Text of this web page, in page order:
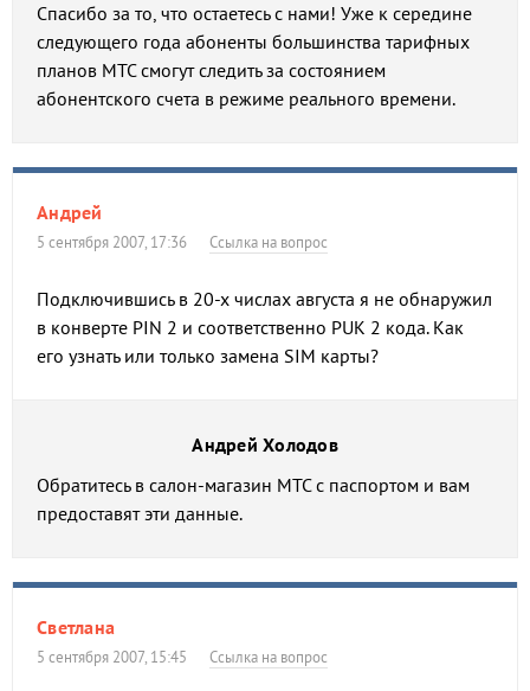
Спасибо за то, что остаетесь с нами! Уже к середине
следующего года абоненты большинства тарифных
планов МТС смогут следить за состоянием
абонентского счета в режиме реального времени.
Андрей
5 сентября 2007, 17:36 Ссылка на вопрос
Подключившись в 20-х числах августа я не обнаружил
в конверте PIN 2 и соответственно PUK 2 кода. Как
его узнать или только замена SIM карты?
Андрей Холодов
Обратитесь в салон-магазин МТС с паспортом и вам
предоставят эти данные.
Светлана
5 сентября 2007, 15:45 Ссылка на вопрос